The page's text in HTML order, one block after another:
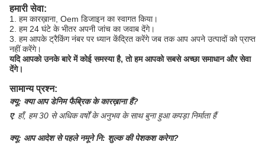
हमारी सेवा:
1. हम कारख़ाना, Oem डिजाइन का स्वागत किया।
2. हम 24 घंटे के भीतर अपनी जांच का जवाब देंगे।
3. हम आपके ट्रैकिंग नंबर पर ध्यान केंद्रित करेंगे जब तक आप अपने उत्पादों को प्राप्त
नहीं करेंगे।
यदि आपको उनके बारे में कोई समस्या है, तो हम आपको सबसे अच्छा समाधान और सेवा
देंगे।
सामान्य प्रश्न:
क्यू: क्या आप डेनिम फैब्रिक के कारख़ाना हैं?
ए: हाँ, हम 30 से अधिक वर्षों के अनुभव के साथ बुना हुआ कपड़ा निर्माता हैं
क्यू: आप आदेश से पहले नमूने नि: शुल्क की पेशकश करेगा?